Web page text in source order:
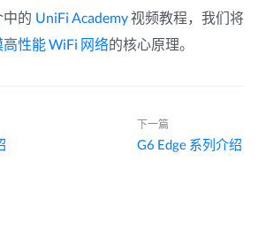
的 UniFi Academy视频教程，我们将
性能 WiFi 网络的核心原理。
下一篇
G6 Edge 系列介绍